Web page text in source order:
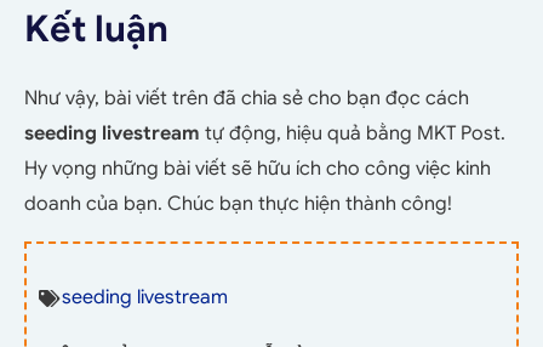
Kết luận
Như vậy, bài viết trên đã chia sẻ cho bạn đọc cách
seeding livestream tự động, hiệu quả bằng MKT Post.
Hy vọng những bài viết sẽ hữu ích cho công việc kinh
doanh của bạn. Chúc bạn thực hiện thành công!
seeding livestream